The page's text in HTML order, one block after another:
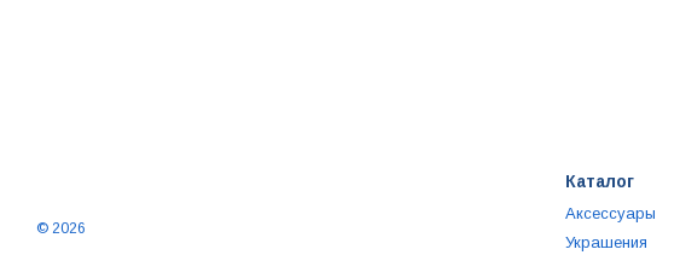
© 2026
Каталог
Аксессуары
Украшения